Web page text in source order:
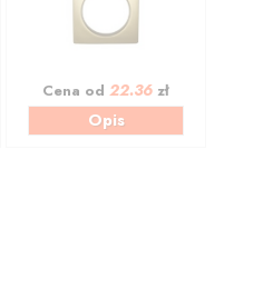
Cena od 22.36 zł
Opis